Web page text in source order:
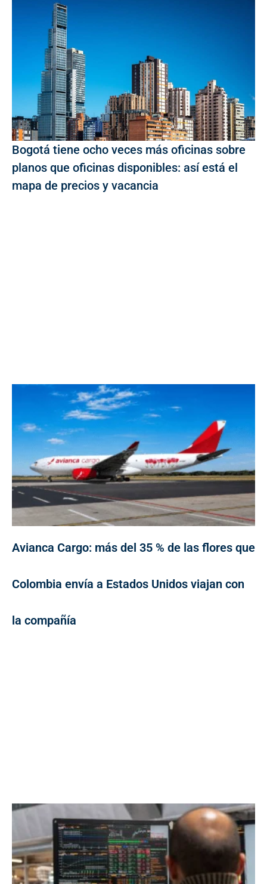
Bogotá tiene ocho veces más oficinas sobre
planos que oficinas disponibles: así está el
mapa de precios y vacancia
Avianca Cargo: más del 35 % de las flores que
Colombia envía a Estados Unidos viajan con
la compañía